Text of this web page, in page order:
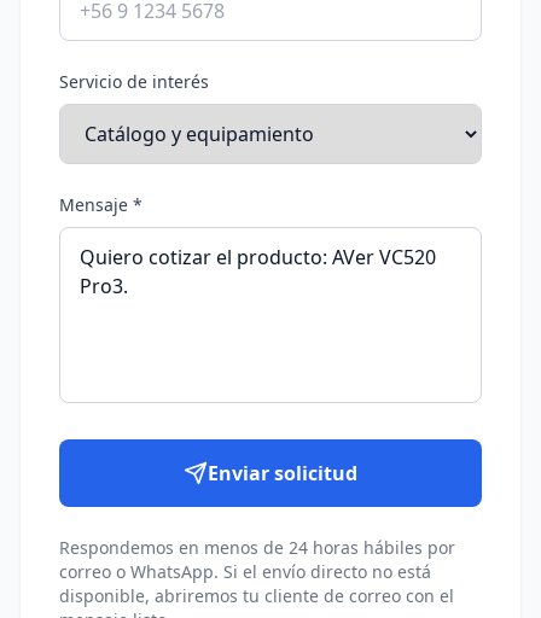
Servicio de interés
Mensaje *
Enviar solicitud
Respondemos en menos de 24 horas hábiles por
correo o WhatsApp. Si el envío directo no está
disponible, abriremos tu cliente de correo con el